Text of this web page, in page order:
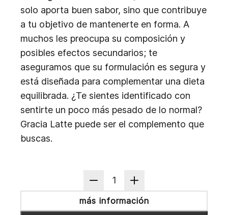
solo aporta buen sabor, sino que contribuye
a tu objetivo de mantenerte en forma. A
muchos les preocupa su composición y
posibles efectos secundarios; te
aseguramos que su formulación es segura y
está diseñada para complementar una dieta
equilibrada. ¿Te sientes identificado con
sentirte un poco más pesado de lo normal?
Gracia Latte puede ser el complemento que
buscas.
1
más información